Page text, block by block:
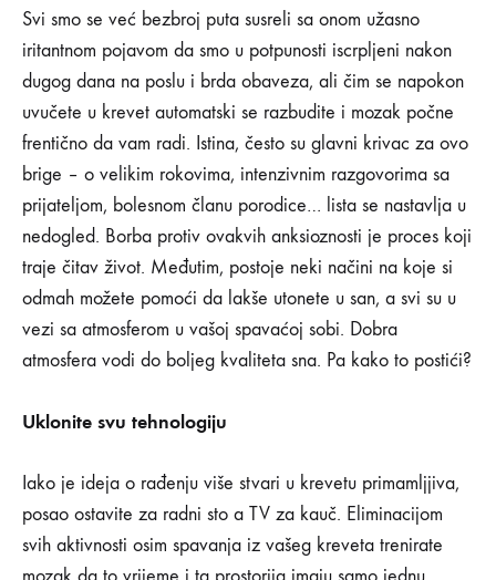
UREĐIVANJE
SPAVAĆE
KOJI
ĆE
POMOĆI
DA
LAKŠE
ZASPITE
6
savjeta
za
uređivanje
spavaće
sobe
koji
će
vam
pomoći
da
Svi smo se već bezbroj puta susreli sa onom užasno
iritantnom pojavom da smo u potpunosti iscrpljeni nakon
dugog dana na poslu i brda obaveza, ali čim se napokon
uvučete u krevet automatski se razbudite i mozak počne
frentično da vam radi. Istina, često su glavni krivac za ovo
brige – o velikim rokovima, intenzivnim razgovorima sa
prijateljom, bolesnom članu porodice… lista se nastavlja u
nedogled. Borba protiv ovakvih anksioznosti je proces koji
traje čitav život. Međutim, postoje neki načini na koje si
odmah možete pomoći da lakše utonete u san, a svi su u
vezi sa atmosferom u vašoj spavaćoj sobi. Dobra
atmosfera vodi do boljeg kvaliteta sna. Pa kako to postići?
Uklonite svu tehnologiju
Iako je ideja o rađenju više stvari u krevetu primamljjiva,
posao ostavite za radni sto a TV za kauč. Eliminacijom
svih aktivnosti osim spavanja iz vašeg kreveta trenirate